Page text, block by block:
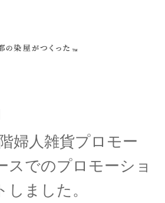
婦人雑貨プロモー
スでのプロモーショ
しました。